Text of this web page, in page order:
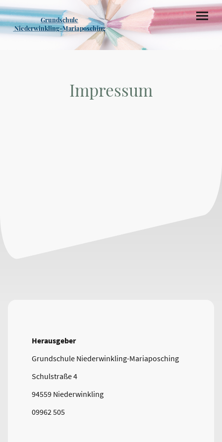
Grundschule
Niederwinkling-Mariaposching
Impressum
Herausgeber
Grundschule Niederwinkling-Mariaposching
Schulstraße 4
94559 Niederwinkling
09962 505